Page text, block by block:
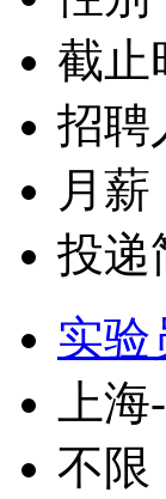
截止
招聘
月薪
投递
实验
上
不限